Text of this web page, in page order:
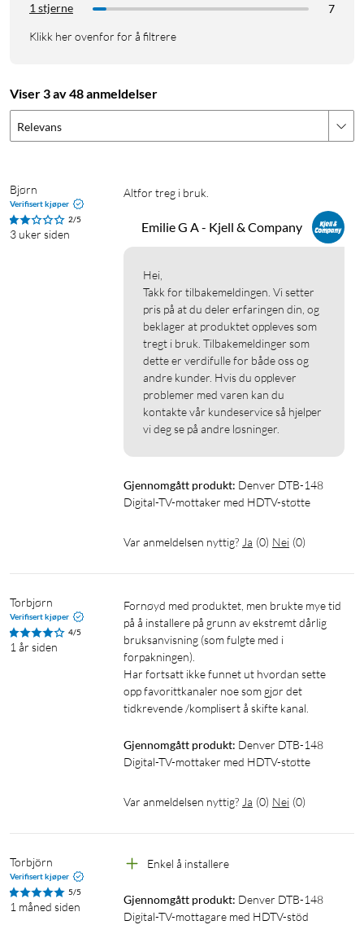
1 stjerne
7
Klikk her ovenfor for å filtrere
Viser 3 av 48 anmeldelser
Relevans
Bjørn
Verifisert kjøper
2/5
3 uker siden
Altfor treg i bruk.
Emilie G A - Kjell & Company
Hei,
Takk for tilbakemeldingen. Vi setter
pris på at du deler erfaringen din, og
beklager at produktet oppleves som
tregt i bruk. Tilbakemeldinger som
dette er verdifulle for både oss og
andre kunder. Hvis du opplever
problemer med varen kan du
kontakte vår kundeservice så hjelper
vi deg se på andre løsninger.
Gjennomgått produkt: Denver DTB-148
Digital-TV-mottaker med HDTV-støtte
Var anmeldelsen nyttig? Ja (0) Nei (0)
Torbjørn
Verifisert kjøper
4/5
1 år siden
Fornøyd med produktet, men brukte mye tid
på å installere på grunn av ekstremt dårlig
bruksanvisning (som fulgte med i
forpakningen).
Har fortsatt ikke funnet ut hvordan sette
opp favorittkanaler noe som gjør det
tidkrevende /komplisert å skifte kanal.
Gjennomgått produkt: Denver DTB-148
Digital-TV-mottaker med HDTV-støtte
Var anmeldelsen nyttig? Ja (0) Nei (0)
Torbjörn
Verifisert kjøper
5/5
1 måned siden
Enkel å installere
Gjennomgått produkt: Denver DTB-148
Digital-TV-mottagare med HDTV-stöd